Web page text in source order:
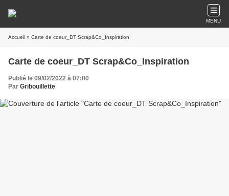
MENU
Accueil » Carte de coeur_DT Scrap&Co_Inspiration
Carte de coeur_DT Scrap&Co_Inspiration
Publié le 09/02/2022 à 07:00
Par Gribouillette